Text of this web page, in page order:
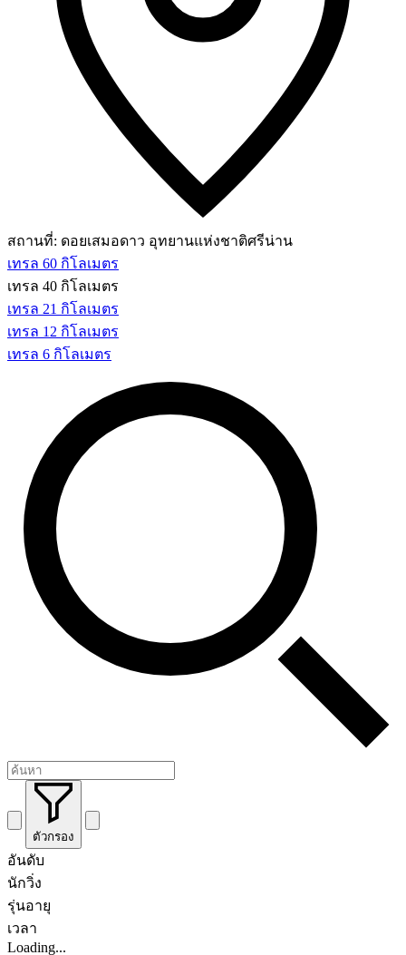
สถานที่: ดอยเสมอดาว อุทยานแห่งชาติศรีน่าน
เทรล 60 กิโลเมตร
เทรล 40 กิโลเมตร
เทรล 21 กิโลเมตร
เทรล 12 กิโลเมตร
เทรล 6 กิโลเมตร
ตัวกรอง
อันดับ
นักวิ่ง
รุ่นอายุ
เวลา
Loading...